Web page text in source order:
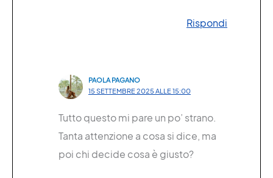
Rispondi
PAOLA PAGANO
15 SETTEMBRE 2025 ALLE 15:00
Tutto questo mi pare un po’ strano.
Tanta attenzione a cosa si dice, ma
poi chi decide cosa è giusto?